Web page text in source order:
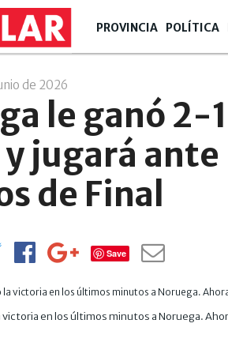
PROVINCIA POLÍTICA
de 2026
le ganó 2-
jugará ante
de Final
Save
victoria en los últimos minutos a Noruega.